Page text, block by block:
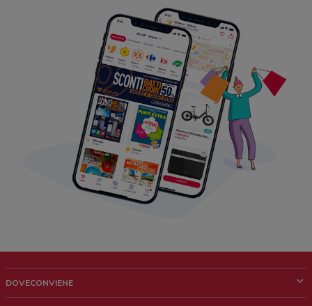
DOVECONVIENE